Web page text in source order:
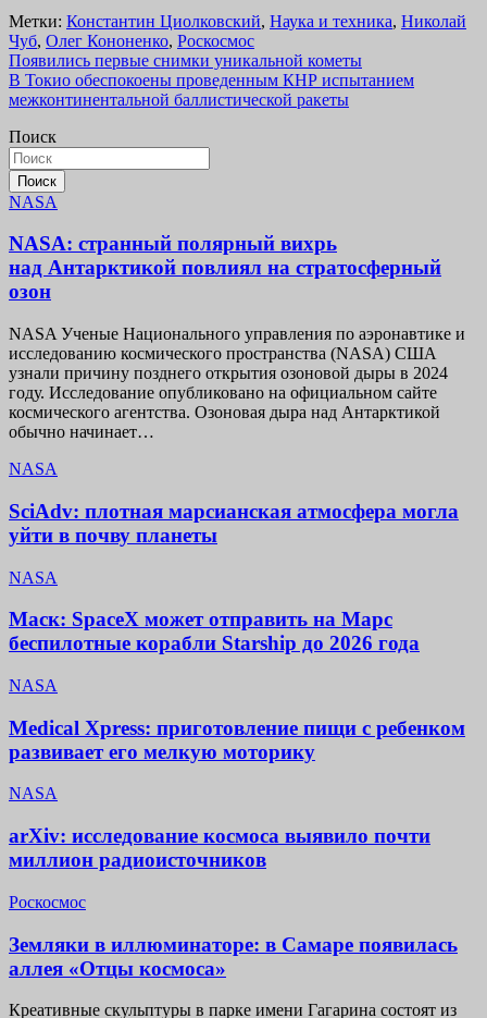
Метки: Константин Циолковский, Наука и техника, Николай
Чуб, Олег Кононенко, Роскосмос
Навигация
по
Появились первые снимки уникальной кометы
В Токио обеспокоены проведенным КНР испытанием
межконтинентальной баллистической ракеты
Поиск
Поиск
NASA
NASA: странный полярный вихрь
над Антарктикой повлиял на стратосферный
озон
NASA Ученые Национального управления по аэронавтике и
исследованию космического пространства (NASA) США
узнали причину позднего открытия озоновой дыры в 2024
году. Исследование опубликовано на официальном сайте
космического агентства. Озоновая дыра над Антарктикой
обычно начинает…
NASA
SciAdv: плотная марсианская атмосфера могла
уйти в почву планеты
NASA
Маск: SpaceX может отправить на Марс
беспилотные корабли Starship до 2026 года
NASA
Medical Xpress: приготовление пищи с ребенком
развивает его мелкую моторику
NASA
arXiv: исследование космоса выявило почти
миллион радиоисточников
Роскосмос
Земляки в иллюминаторе: в Самаре появилась
аллея «Отцы космоса»
Креативные скульптуры в парке имени Гагарина состоят из